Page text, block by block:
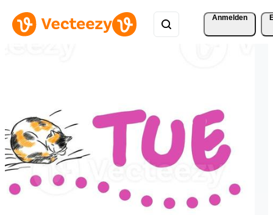
Anmelden